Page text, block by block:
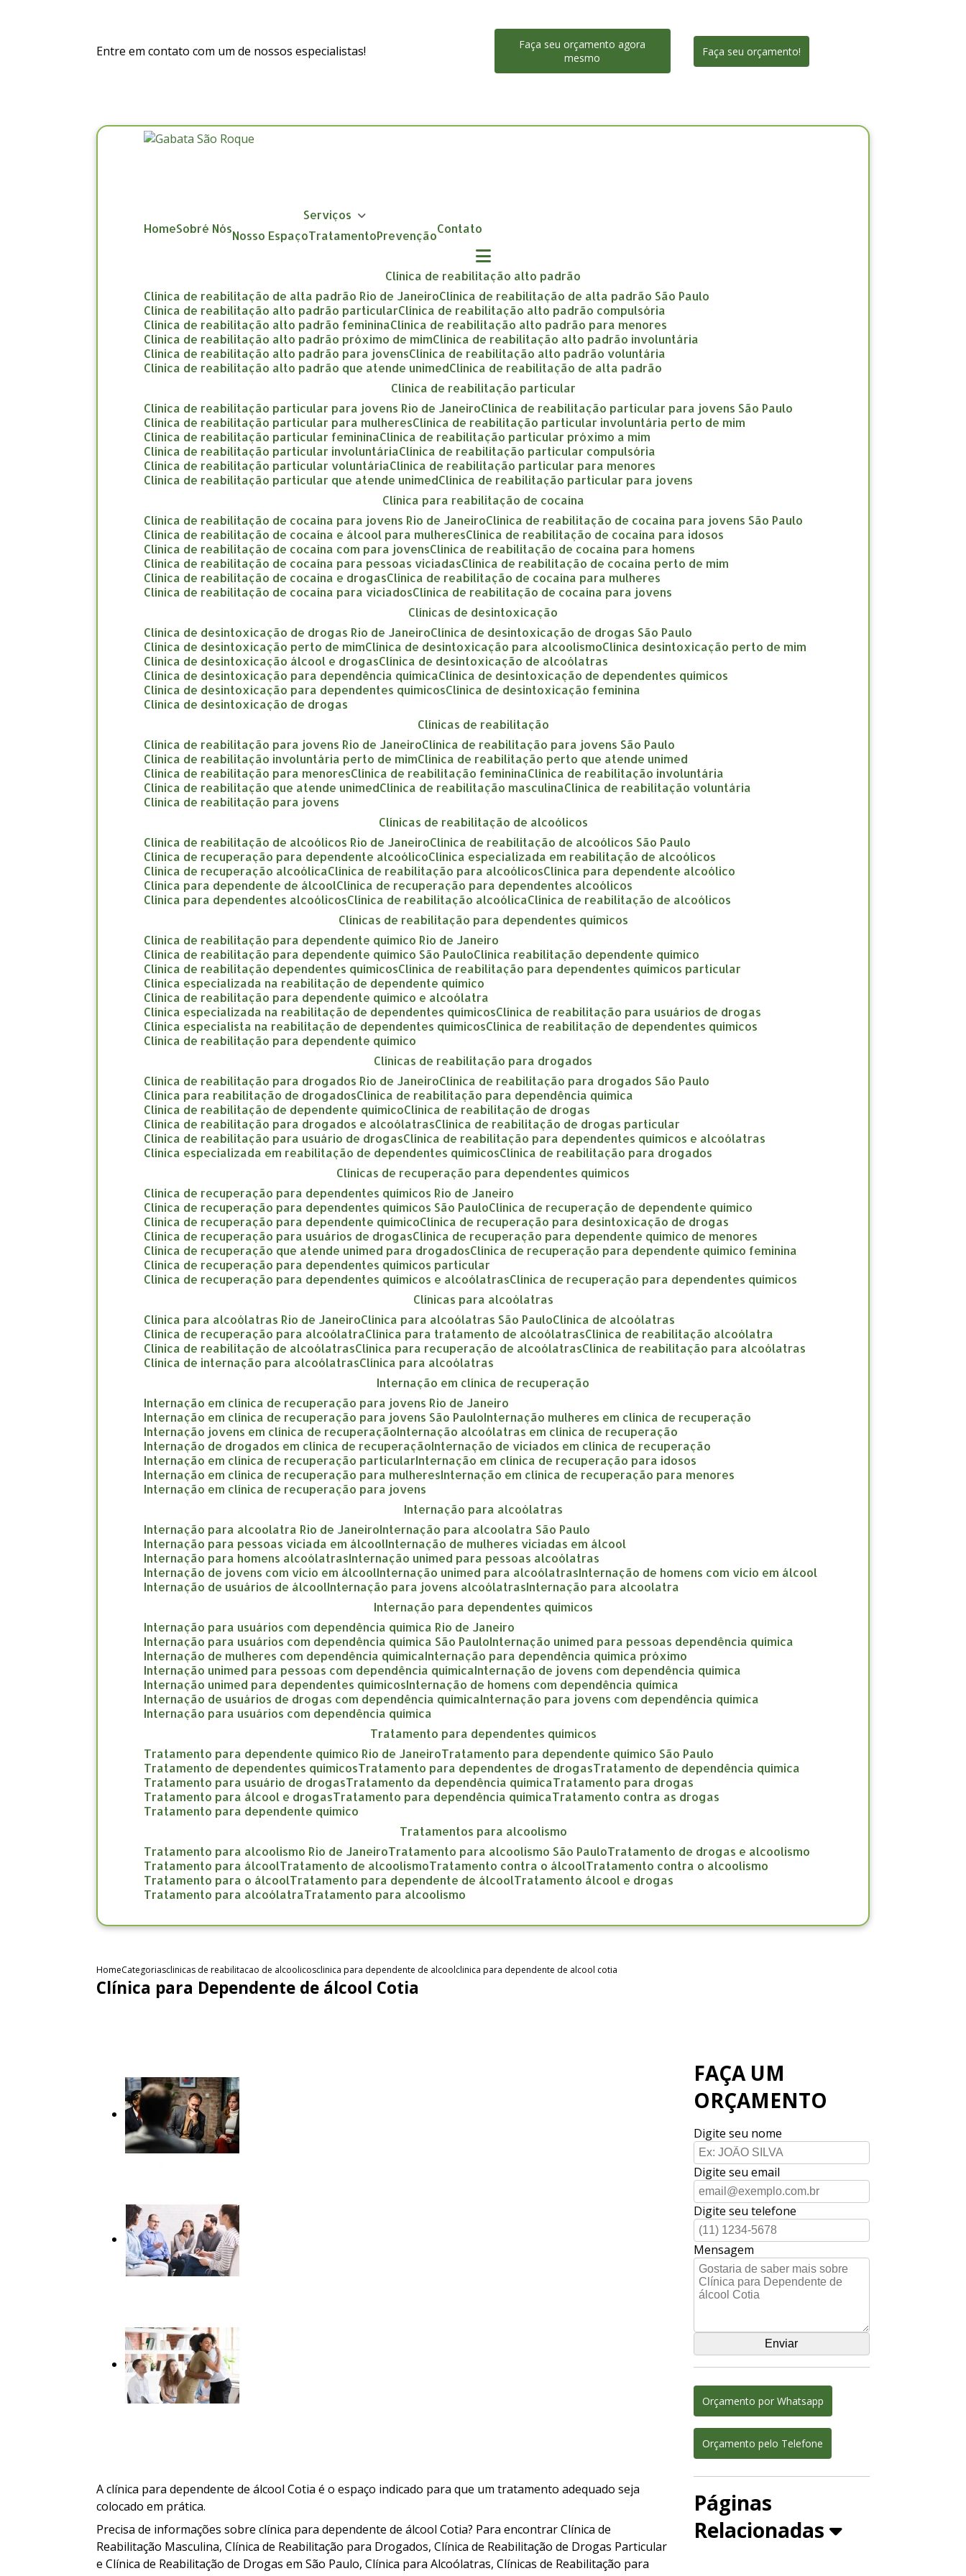
Entre em contato com um de nossos especialistas!
Faça seu orçamento agora
mesmo
Faça seu orçamento!
Home Sobré Nós
Serviços
Nosso Espaço
Tratamento Prevenção Contato
clínica de reabilitação alto padrão
clínica de reabilitação de alta padrão Rio de Janeiro clínica de reabilitação de alta padrão São Paulo
clínica de reabilitação alto padrão particular clínica de reabilitação alto padrão compulsória
clínica de reabilitação alto padrão feminina clínica de reabilitação alto padrão para menores
clínica de reabilitação alto padrão próximo de mim clínica de reabilitação alto padrão involuntária
clínica de reabilitação alto padrão para jovens clínica de reabilitação alto padrão voluntária
clínica de reabilitação alto padrão que atende unimed clínica de reabilitação de alta padrão
clínica de reabilitação particular
clínica de reabilitação particular para jovens Rio de Janeiro clínica de reabilitação particular para jovens São Paulo
clínica de reabilitação particular para mulheres clínica de reabilitação particular involuntária perto de mim
clínica de reabilitação particular feminina clínica de reabilitação particular próximo a mim
clínica de reabilitação particular involuntária clínica de reabilitação particular compulsória
clínica de reabilitação particular voluntária clínica de reabilitação particular para menores
clínica de reabilitação particular que atende unimed clínica de reabilitação particular para jovens
clínica para reabilitação de cocaína
clínica de reabilitação de cocaína para jovens Rio de Janeiro clínica de reabilitação de cocaína para jovens São Paulo
clínica de reabilitação de cocaína e álcool para mulheres clínica de reabilitação de cocaína para idosos
clínica de reabilitação de cocaína com para jovens clínica de reabilitação de cocaína para homens
clínica de reabilitação de cocaína para pessoas viciadas clínica de reabilitação de cocaína perto de mim
clínica de reabilitação de cocaína e drogas clínica de reabilitação de cocaína para mulheres
clínica de reabilitação de cocaína para viciados clínica de reabilitação de cocaína para jovens
clínicas de desintoxicação
clínica de desintoxicação de drogas Rio de Janeiro clínica de desintoxicação de drogas São Paulo
clínica de desintoxicação perto de mim clínica de desintoxicação para alcoolismo clínica desintoxicação perto de mim
clínica de desintoxicação álcool e drogas clínica de desintoxicação de alcoólatras
clínica de desintoxicação para dependência química clínica de desintoxicação de dependentes químicos
clínica de desintoxicação para dependentes químicos clínica de desintoxicação feminina
clínica de desintoxicação de drogas
clínicas de reabilitação
clínica de reabilitação para jovens Rio de Janeiro clínica de reabilitação para jovens São Paulo
clínica de reabilitação involuntária perto de mim clínica de reabilitação perto que atende unimed
clínica de reabilitação para menores clínica de reabilitação feminina clínica de reabilitação involuntária
clínica de reabilitação que atende unimed clínica de reabilitação masculina clínica de reabilitação voluntária
clínica de reabilitação para jovens
clínicas de reabilitação de alcoólicos
clínica de reabilitação de alcoólicos Rio de Janeiro clínica de reabilitação de alcoólicos São Paulo
clínica de recuperação para dependente alcoólico clínica especializada em reabilitação de alcoólicos
clínica de recuperação alcoólica clínica de reabilitação para alcoólicos clínica para dependente alcoólico
clínica para dependente de álcool clínica de recuperação para dependentes alcoólicos
clínica para dependentes alcoólicos clínica de reabilitação alcoólica clínica de reabilitação de alcoólicos
clínicas de reabilitação para dependentes químicos
clínica de reabilitação para dependente químico Rio de Janeiro
clínica de reabilitação para dependente químico São Paulo clínica reabilitação dependente químico
clínica de reabilitação dependentes químicos clínica de reabilitação para dependentes químicos particular
clínica especializada na reabilitação de dependente químico
clínica de reabilitação para dependente químico e alcoólatra
clínica especializada na reabilitação de dependentes químicos clínica de reabilitação para usuários de drogas
clínica especialista na reabilitação de dependentes químicos clínica de reabilitação de dependentes químicos
clínica de reabilitação para dependente químico
clínicas de reabilitação para drogados
clínica de reabilitação para drogados Rio de Janeiro clínica de reabilitação para drogados São Paulo
clínica para reabilitação de drogados clínica de reabilitação para dependência química
clínica de reabilitação de dependente químico clínica de reabilitação de drogas
clínica de reabilitação para drogados e alcoólatras clínica de reabilitação de drogas particular
clínica de reabilitação para usuário de drogas clínica de reabilitação para dependentes químicos e alcoólatras
clínica especializada em reabilitação de dependentes químicos clínica de reabilitação para drogados
clínicas de recuperação para dependentes químicos
clínica de recuperação para dependentes químicos Rio de Janeiro
clínica de recuperação para dependentes químicos São Paulo clínica de recuperação de dependente químico
clínica de recuperação para dependente químico clínica de recuperação para desintoxicação de drogas
clínica de recuperação para usuários de drogas clínica de recuperação para dependente químico de menores
clínica de recuperação que atende unimed para drogados clínica de recuperação para dependente químico feminina
clínica de recuperação para dependentes químicos particular
clínica de recuperação para dependentes químicos e alcoólatras clínica de recuperação para dependentes químicos
clínicas para alcoólatras
clínica para alcoólatras Rio de Janeiro clínica para alcoólatras São Paulo clínica de alcoólatras
clínica de recuperação para alcoólatra clínica para tratamento de alcoólatras clínica de reabilitação alcoólatra
clínica de reabilitação de alcoólatras clínica para recuperação de alcoólatras clínica de reabilitação para alcoólatras
clínica de internação para alcoólatras clínica para alcoólatras
internação em clínica de recuperação
internação em clínica de recuperação para jovens Rio de Janeiro
internação em clínica de recuperação para jovens São Paulo internação mulheres em clínica de recuperação
internação jovens em clínica de recuperação internação alcoólatras em clínica de recuperação
internação de drogados em clínica de recuperação internação de viciados em clínica de recuperação
internação em clínica de recuperação particular internação em clínica de recuperação para idosos
internação em clínica de recuperação para mulheres internação em clínica de recuperação para menores
internação em clínica de recuperação para jovens
internação para alcoólatras
internação para alcoolatra Rio de Janeiro internação para alcoolatra São Paulo
internação para pessoas viciada em álcool internação de mulheres viciadas em álcool
internação para homens alcoólatras internação unimed para pessoas alcoólatras
internação de jovens com vício em álcool internação unimed para alcoólatras internação de homens com vício em álcool
internação de usuários de álcool internação para jovens alcoólatras internação para alcoolatra
internação para dependentes químicos
internação para usuários com dependência química Rio de Janeiro
internação para usuários com dependência química São Paulo internação unimed para pessoas dependência química
internação de mulheres com dependência química internação para dependência química próximo
internação unimed para pessoas com dependência química internação de jovens com dependência química
internação unimed para dependentes químicos internação de homens com dependência química
internação de usuários de drogas com dependência química internação para jovens com dependência química
internação para usuários com dependência química
tratamento para dependentes químicos
tratamento para dependente químico Rio de Janeiro
tratamento para dependente químico São Paulo
tratamento de dependentes químicos
tratamento para dependentes de drogas
tratamento de dependência química
tratamento para usuário de drogas
tratamento da dependência química
tratamento para drogas
tratamento para álcool e drogas
tratamento para dependência química
tratamento contra as drogas
tratamento para dependente químico
tratamentos para alcoolismo
tratamento para alcoolismo Rio de Janeiro
tratamento para alcoolismo São Paulo
tratamento de drogas e alcoolismo
tratamento para álcool tratamento de alcoolismo tratamento contra o álcool tratamento contra o alcoolismo
tratamento para o álcool tratamento para dependente de álcool tratamento álcool e drogas
tratamento para alcoólatra
tratamento para alcoolismo
HomeCategoriasclinicas de reabilitacao de alcoolicosclinica para dependente de alcoolclinica para dependente de alcool cotia
Clínica para Dependente de álcool Cotia
A clínica para dependente de álcool Cotia é o espaço indicado para que um tratamento adequado seja
colocado em prática.
Precisa de informações sobre clínica para dependente de álcool Cotia? Para encontrar Clínica de
Reabilitação Masculina, Clínica de Reabilitação para Drogados, Clínica de Reabilitação de Drogas Particular
e Clínica de Reabilitação de Drogas em São Paulo, Clínica para Alcoólatras, Clínicas de Reabilitação para
FAÇA UM
ORÇAMENTO
Digite seu nome
Digite seu email
Digite seu telefone
Mensagem
Orçamento por Whatsapp
Orçamento pelo Telefone
Páginas
Relacionadas